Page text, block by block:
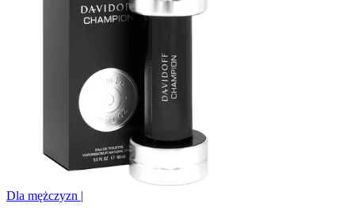
Dla mężczyzn |